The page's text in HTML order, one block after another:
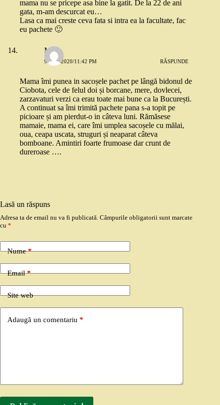
mama nu se pricepe asa bine la gatit. De la 22 de ani
gata, m-am descurcat eu…
Lasa ca mai creste ceva fata si intra ea la facultate, fac
eu pachete 🙂
Miki
9 MAI 2020/11:42 PM RĂSPUNDE
Mama îmi punea in sacoșele pachet pe lângă bidonul de
Ciobota, cele de felul doi și borcane, mere, dovlecei,
zarzavaturi verzi ca erau toate mai bune ca la București.
A continuat sa îmi trimită pachete pana s-a topit pe
picioare și am pierdut-o in câteva luni. Rămăsese
mamaie, mama ei, care îmi umplea sacoșele cu mălai,
oua, ceapa uscata, struguri și neaparat câteva
bomboane. Amintiri foarte frumoase dar crunt de
dureroase ….
Lasă un răspuns
Adresa ta de email nu va fi publicată. Câmpurile obligatorii sunt marcate
cu *
Nume*
Email*
Site web
Adaugă un comentariu *